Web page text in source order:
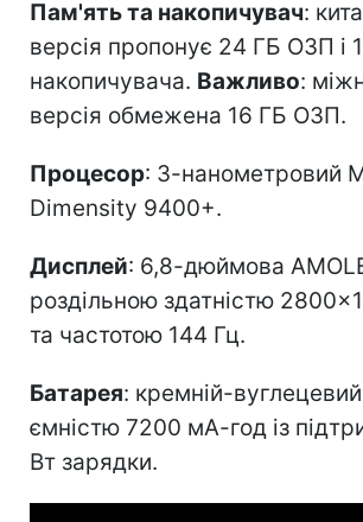
Пам'ять та накопичувач:
версія пропонує 24 ГБ ОЗП і
накопичувача. Важливо:
версія обмежена 16 ГБ ОЗП.
Процесор: 3-нанометровий
Dimensity 9400+.
Дисплей: 6,8-дюймова
роздільною здатністю
та частотою 144 Гц.
Батарея: кремній-
ємністю 7200 мА-год із
Вт зарядки.